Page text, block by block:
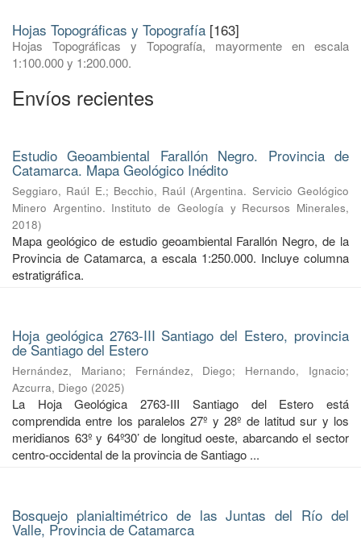
Hojas Topográficas y Topografía [163]
Hojas Topográficas y Topografía, mayormente en escala
1:100.000 y 1:200.000.
Envíos recientes
Estudio Geoambiental Farallón Negro. Provincia de
Catamarca. Mapa Geológico Inédito
Seggiaro, Raúl E.; Becchio, Raúl (Argentina. Servicio Geológico
Minero Argentino. Instituto de Geología y Recursos Minerales,
2018)
Mapa geológico de estudio geoambiental Farallón Negro, de la
Provincia de Catamarca, a escala 1:250.000. Incluye columna
estratigráfica.
Hoja geológica 2763-III Santiago del Estero, provincia
de Santiago del Estero
Hernández, Mariano; Fernández, Diego; Hernando, Ignacio;
Azcurra, Diego (2025)
La Hoja Geológica 2763-III Santiago del Estero está
comprendida entre los paralelos 27º y 28º de latitud sur y los
meridianos 63º y 64º30’ de longitud oeste, abarcando el sector
centro-occidental de la provincia de Santiago ...
Bosquejo planialtimétrico de las Juntas del Río del
Valle, Provincia de Catamarca